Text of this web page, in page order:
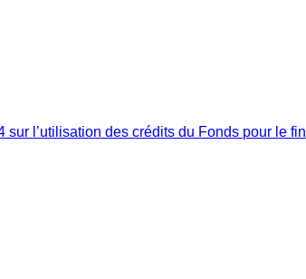
sur l’utilisation des crédits du Fonds pour le